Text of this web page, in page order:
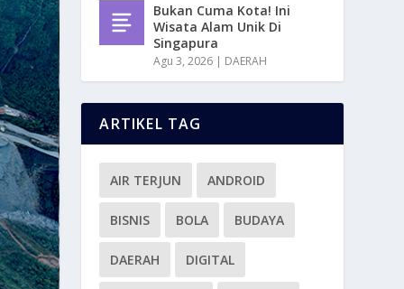
Bukan Cuma Kota! Ini
Wisata Alam Unik Di
Singapura
Agu 3, 2026 | DAERAH
ARTIKEL TAG
AIR TERJUN ANDROID
BISNIS BOLA BUDAYA
DAERAH DIGITAL